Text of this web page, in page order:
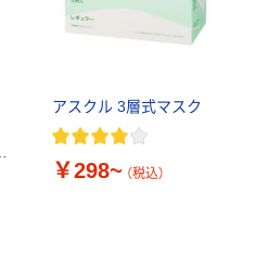
アスクル 3層式マスク
￥298~ （税込）